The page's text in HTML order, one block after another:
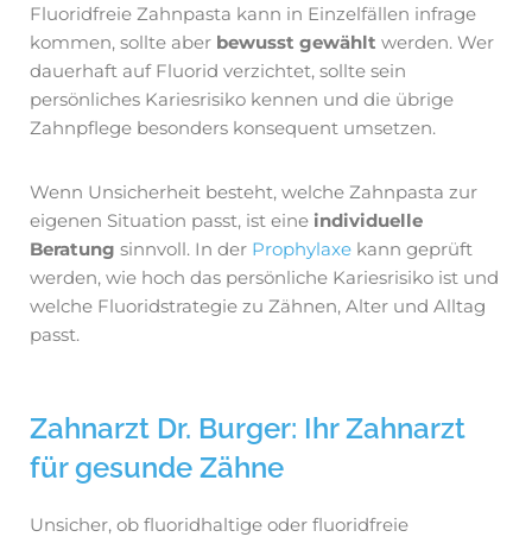
Fluoridfreie Zahnpasta kann in Einzelfällen infrage
kommen, sollte aber bewusst gewählt werden. Wer
dauerhaft auf Fluorid verzichtet, sollte sein
persönliches Kariesrisiko kennen und die übrige
Zahnpflege besonders konsequent umsetzen.
Wenn Unsicherheit besteht, welche Zahnpasta zur
eigenen Situation passt, ist eine individuelle
Beratung sinnvoll. In der Prophylaxe kann geprüft
werden, wie hoch das persönliche Kariesrisiko ist und
welche Fluoridstrategie zu Zähnen, Alter und Alltag
passt.
Zahnarzt Dr. Burger: Ihr Zahnarzt
für gesunde Zähne
Unsicher, ob fluoridhaltige oder fluoridfreie